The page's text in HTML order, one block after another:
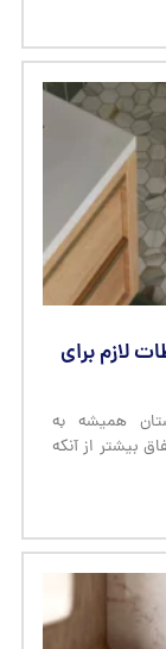
لازم برای
همیشه به
بیشتر از آنکه